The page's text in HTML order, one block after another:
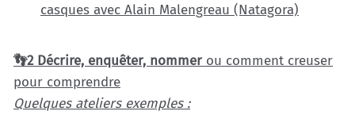
casques avec Alain Malengreau (Natagora)
👣2 Décrire, enquêter, nommer ou comment creuser
pour comprendre
Quelques ateliers exemples :